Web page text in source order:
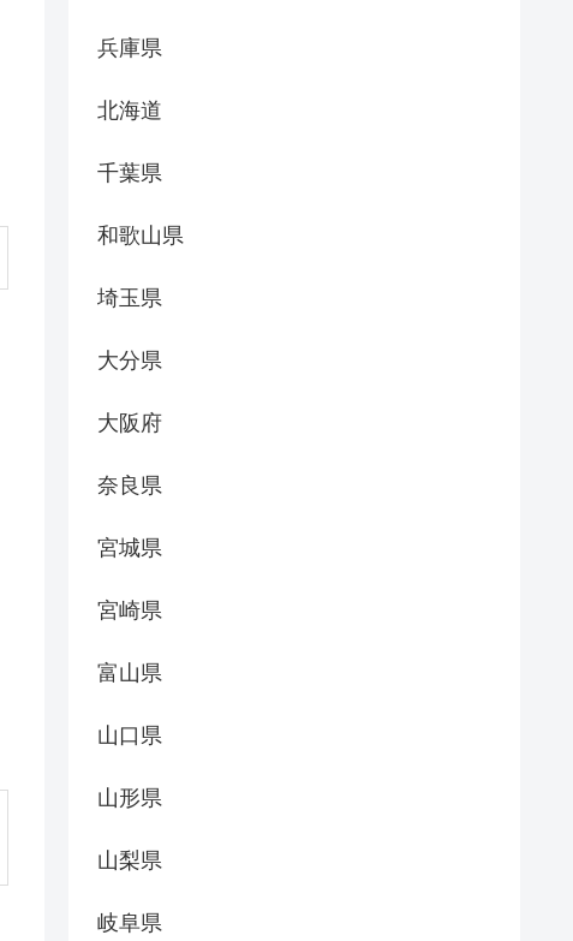
兵庫県
北海道
千葉県
和歌山県
埼玉県
大分県
大阪府
奈良県
宮城県
宮崎県
富山県
山口県
山形県
山梨県
岐阜県